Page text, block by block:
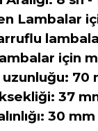
Lambalar
için
uzunluğu: 70
37
30 mm